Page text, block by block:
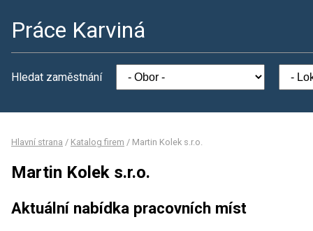
Práce Karviná
Hledat zaměstnání
Hlavní strana / Katalog firem / Martin Kolek s.r.o.
Martin Kolek s.r.o.
Aktuální nabídka pracovních míst